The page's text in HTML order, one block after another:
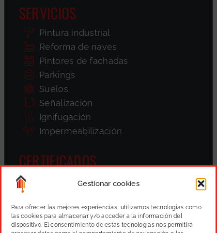
Gestionar cookies
Para ofrecer las mejores experiencias, utilizamos tecnologías como
las cookies para almacenar y/o acceder a la información del
dispositivo. El consentimiento de estas tecnologías nos permitirá
SERVICIOS
Pintura industrial
Reforma de naves
Pintores de fachadas
Parkings
Suelos
Señalización
Ignifugación
Impermeabilización
CERTIFICADOS